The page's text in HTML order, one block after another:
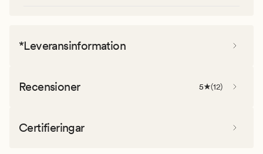
*Leveransinformation
Recensioner 5 (12)
Certifieringar